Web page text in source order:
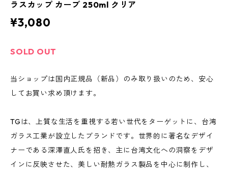
ラスカップ カーブ 250ml クリア
¥3,080
SOLD OUT
当ショップは国内正規品（新品）のみ取り扱いのため、安心
してお買い求め頂けます。
TGは、上質な生活を重視する若い世代をターゲットに、台湾
ガラス工業が設立したブランドです。世界的に著名なデザイ
ナーである深澤直人氏を招き、主に台湾文化への洞察をデザ
インに反映させた、美しい耐熱ガラス製品を中心に制作し、